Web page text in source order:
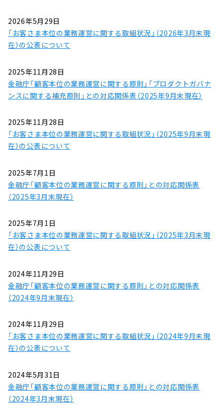
2026年5月29日
「お客さま本位の業務運営に関する取組状況」（2026年3月末現
在）の公表について
2025年11月28日
金融庁「顧客本位の業務運営に関する原則」「プロダクトガバナ
ンスに関する補充原則」との対応関係表（2025年9月末現在）
2025年11月28日
「お客さま本位の業務運営に関する取組状況」（2025年9月末現
在）の公表について
2025年7月1日
金融庁「顧客本位の業務運営に関する原則」との対応関係表
（2025年3月末現在）
2025年7月1日
「お客さま本位の業務運営に関する取組状況」（2025年3月末現
在）の公表について
2024年11月29日
金融庁「顧客本位の業務運営に関する原則」との対応関係表
（2024年9月末現在）
2024年11月29日
「お客さま本位の業務運営に関する取組状況」（2024年9月末現
在）の公表について
2024年5月31日
金融庁「顧客本位の業務運営に関する原則」との対応関係表
（2024年3月末現在）